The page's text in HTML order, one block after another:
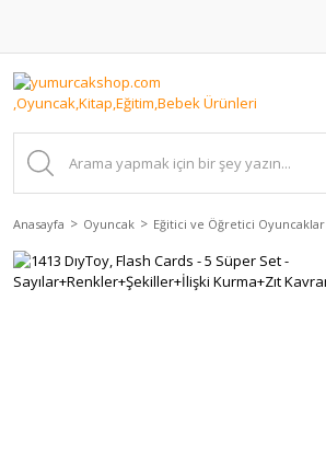
Anasayfa Oyuncak Eğitici ve Öğretici Oyuncaklar